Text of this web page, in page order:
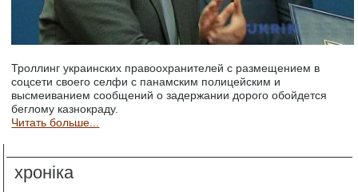
Троллинг украинских правоохранителей с размещением в
соцсети своего селфи с панамским полицейским и
высмеиванием сообщений о задержании дорого обойдется
беглому казнокраду.
Читать больше...
хроніка